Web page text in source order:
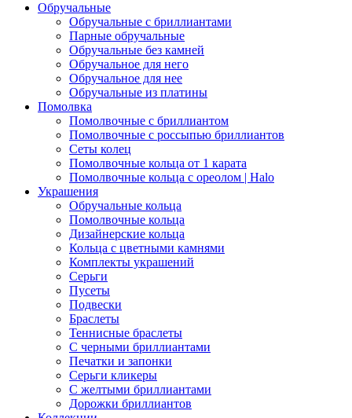
Обручальные
Обручальные с бриллиантами
Парные обручальные
Обручальные без камней
Обручальное для него
Обручальное для нее
Обручальные из платины
Помолвка
Помолвочные с бриллиантом
Помолвочные с россыпью бриллиантов
Сеты колец
Помолвочные кольца от 1 карата
Помолвочные кольца с ореолом | Halo
Украшения
Обручальные кольца
Помолвочные кольца
Дизайнерские кольца
Кольца с цветными камнями
Комплекты украшений
Серьги
Пусеты
Подвески
Браслеты
Теннисные браслеты
C черными бриллиантами
Печатки и запонки
Серьги кликеры
С желтыми бриллиантами
Дорожки бриллиантов